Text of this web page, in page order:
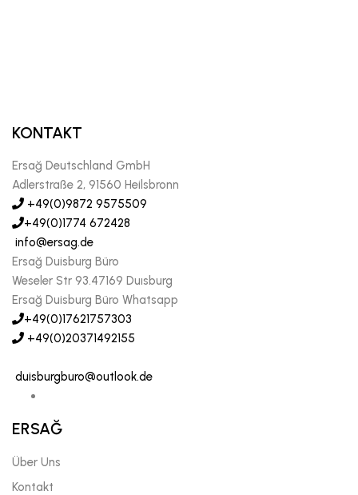
KONTAKT
Ersağ Deutschland GmbH
Adlerstraße 2, 91560 Heilsbronn
+49(0)9872 9575509
+49(0)1774 672428
info@ersag.de
Ersağ Duisburg Büro
Weseler Str 93.47169 Duısburg
Ersağ Duisburg Büro Whatsapp
+49(0)17621757303
+49(0)20371492155
duisburgburo@outlook.de
ERSAĞ
Über Uns
Kontakt